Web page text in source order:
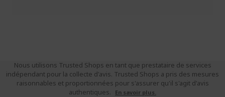
Nous utilisons Trusted Shops en tant que prestataire de services
indépendant pour la collecte d'avis. Trusted Shops a pris des mesures
raisonnables et proportionnées pour s'assurer qu'il s'agit d'avis
authentiques.
En savoir plus.